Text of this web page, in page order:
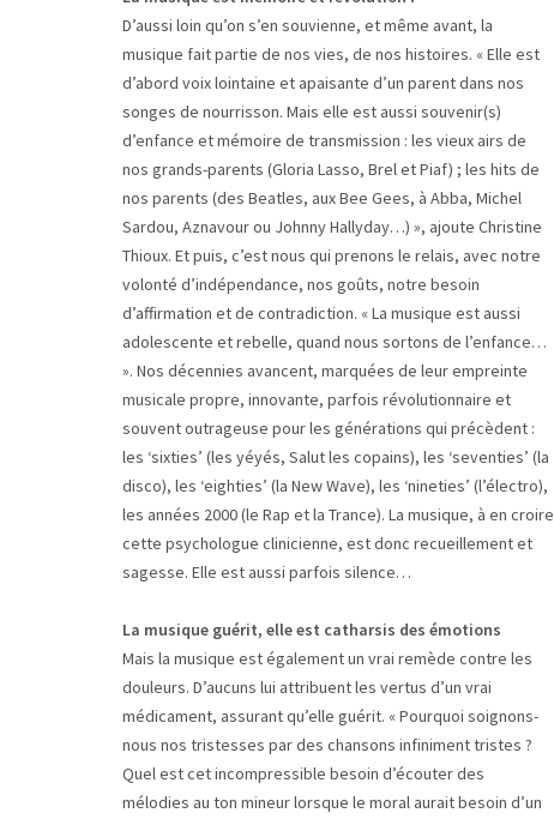
D’aussi loin qu’on s’en souvienne, et même avant, la
musique fait partie de nos vies, de nos histoires. « Elle est
d’abord voix lointaine et apaisante d’un parent dans nos
songes de nourrisson. Mais elle est aussi souvenir(s)
d’enfance et mémoire de transmission : les vieux airs de
nos grands-parents (Gloria Lasso, Brel et Piaf) ; les hits de
nos parents (des Beatles, aux Bee Gees, à Abba, Michel
Sardou, Aznavour ou Johnny Hallyday…) », ajoute Christine
Thioux. Et puis, c’est nous qui prenons le relais, avec notre
volonté d’indépendance, nos goûts, notre besoin
d’affirmation et de contradiction. « La musique est aussi
adolescente et rebelle, quand nous sortons de l’enfance…
». Nos décennies avancent, marquées de leur empreinte
musicale propre, innovante, parfois révolutionnaire et
souvent outrageuse pour les générations qui précèdent :
les ‘sixties’ (les yéyés, Salut les copains), les ‘seventies’ (la
disco), les ‘eighties’ (la New Wave), les ‘nineties’ (l’électro),
les années 2000 (le Rap et la Trance). La musique, à en croire
cette psychologue clinicienne, est donc recueillement et
sagesse. Elle est aussi parfois silence…
La musique guérit, elle est catharsis des émotions
Mais la musique est également un vrai remède contre les
douleurs. D’aucuns lui attribuent les vertus d’un vrai
médicament, assurant qu’elle guérit. « Pourquoi soignons-
nous nos tristesses par des chansons infiniment tristes ?
Quel est cet incompressible besoin d’écouter des
mélodies au ton mineur lorsque le moral aurait besoin d’un